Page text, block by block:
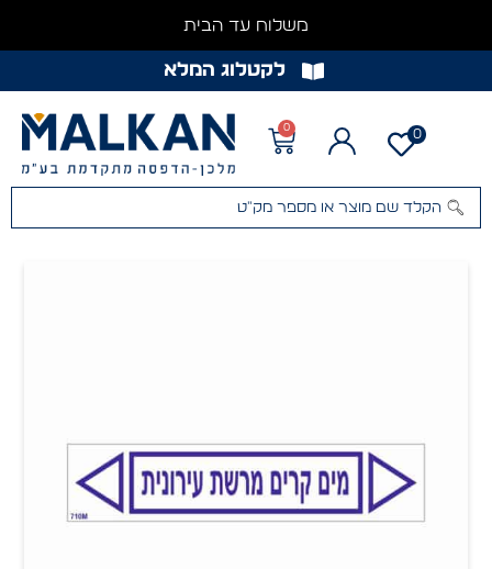
משלוח עד הבית
לקטלוג המלא
0
0